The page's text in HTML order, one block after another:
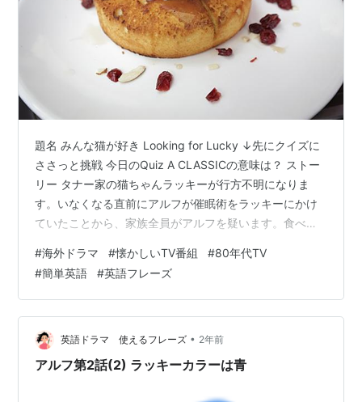
題名 みんな猫が好き Looking for Lucky ↓先にクイズに
ささっと挑戦 今日のQuiz A CLASSICの意味は？ ストー
リー タナー家の猫ちゃんラッキーが行方不明になりま
す。いなくなる直前にアルフが催眠術をラッキーにかけ
ていたことから、家族全員がアルフを疑います。食べた
するのでしょうか？ 登場人物 アルフ・・・メルマック星
から避難してきた毛もじゃのエイリアン ♠︎ウィリー・・・
タナー家のお父さん 地味な風体だが博学で多趣味 ❤︎ケイ
ト・・・タナー家のお母さん 家の中でもおしゃれ 料理は
あまり得意でない ♦︎リン・・・しっかり者…
#海外ドラマ #懐かしいTV番組 #80年代TV
#簡単英語 #英語フレーズ
英語ドラマ 使えるフレーズ • 2年前
アルフ第2話(2) ラッキーカラーは青